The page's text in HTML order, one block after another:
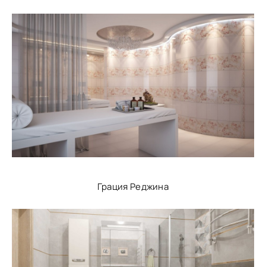
Грация Реджина